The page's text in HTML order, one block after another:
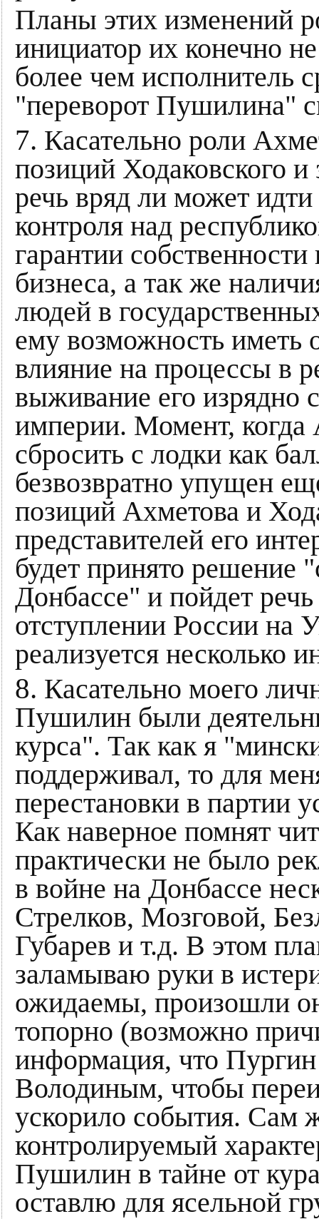
Планы этих изменений
инициатор их конечно
более чем исполнитель
"переворот Пушилина"
7. Касательно роли
позиций Ходаковского
речь вряд ли может
контроля над
гарантии
бизнеса, а так же
людей в
ему возможность иметь
влияние на процессы в
выживание его изрядно
империи. Момент,
сбросить с лодки как
безвозвратно упущен
позиций Ахметова и
представителей его
будет принято решение
Донбассе" и пойдет речь
отступлении России на
реализуется несколько
8. Касательно моего
Пушилин были
курса". Так как я
поддерживал, то для
перестановки в партии
Как наверное помнят
практически не было
в войне на Донбассе
Стрелков, Мозговой,
Губарев и т.д. В этом
заламываю руки в
ожидаемы, произошли
топорно (возможно
информация, что Пургин
Володиным, чтобы
ускорило события. Сам
контролируемый
Пушилин в тайне от
оставлю для ясельной